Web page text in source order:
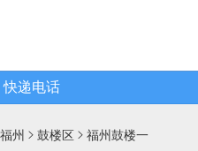
快递电话
福州  鼓楼区  福州鼓楼一